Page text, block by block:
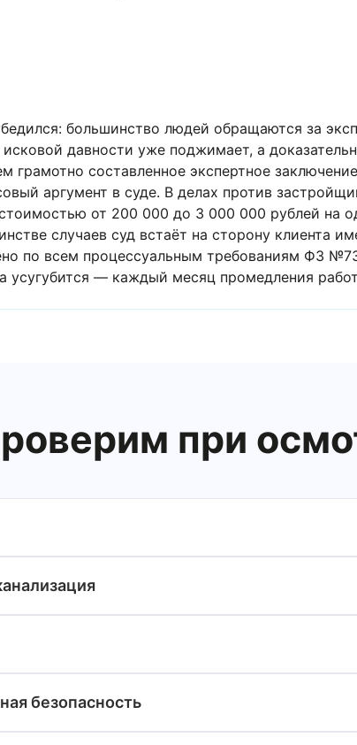
большинство людей обращаются за
давности уже поджимает, а доказательная
экспертное заключение — это не
суде. В делах против застройщиков мы
до 3 000 000 рублей на одну квартиру. И в
встаёт на сторону клиента именно потому,
требованиям ФЗ №73 и ГПК РФ.
— каждый месяц промедления работает против
при
безопасность